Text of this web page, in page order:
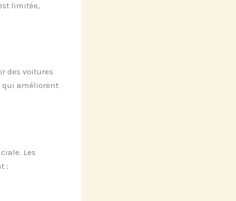
limitée,
des voitures
qui améliorent
Les
: